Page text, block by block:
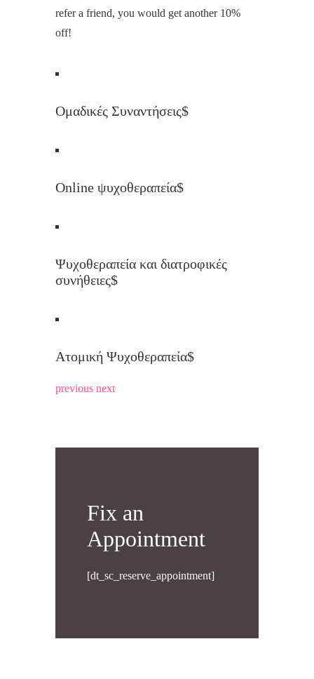
refer a friend, you would get another 10%
off!
Ομαδικές Συναντήσεις$
Online ψυχοθεραπεία$
Ψυχοθεραπεία και διατροφικές
συνήθειες$
Ατομική Ψυχοθεραπεία$
previous next
Fix an
Appointment
[dt_sc_reserve_appointment]